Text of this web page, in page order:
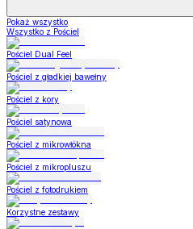
Pokaż wszystko
Wszystko z Pościel
Pościel Dual Feel
Pościel z gładkiej bawełny
Pościel z kory
Pościel satynowa
Pościel z mikrowłókna
Pościel z mikropluszu
Pościel z fotodrukiem
Korzystne zestawy